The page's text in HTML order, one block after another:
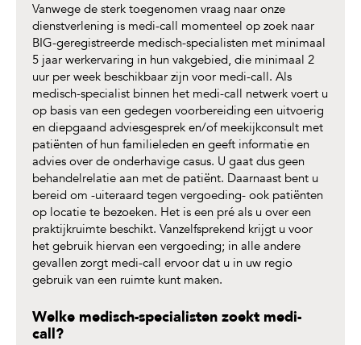
Vanwege de sterk toegenomen vraag naar onze
dienstverlening is medi-call momenteel op zoek naar
BIG-geregistreerde medisch-specialisten met minimaal
5 jaar werkervaring in hun vakgebied, die minimaal 2
uur per week beschikbaar zijn voor medi-call. Als
medisch-specialist binnen het medi-call netwerk voert u
op basis van een gedegen voorbereiding een uitvoerig
en diepgaand adviesgesprek en/of meekijkconsult met
patiënten of hun familieleden en geeft informatie en
advies over de onderhavige casus. U gaat dus geen
behandelrelatie aan met de patiënt. Daarnaast bent u
bereid om -uiteraard tegen vergoeding- ook patiënten
op locatie te bezoeken. Het is een pré als u over een
praktijkruimte beschikt. Vanzelfsprekend krijgt u voor
het gebruik hiervan een vergoeding; in alle andere
gevallen zorgt medi-call ervoor dat u in uw regio
gebruik van een ruimte kunt maken.
Welke medisch-specialisten zoekt medi-
call?